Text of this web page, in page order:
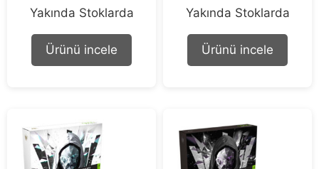
5.00
out of 5
Yakında Stoklarda
Ürünü incele
5.00
out of 5
Yakında Stoklarda
Ürünü incele